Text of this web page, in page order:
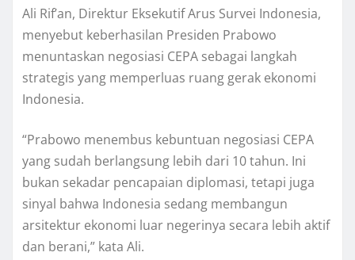
Ali Rif’an, Direktur Eksekutif Arus Survei Indonesia,
menyebut keberhasilan Presiden Prabowo
menuntaskan negosiasi CEPA sebagai langkah
strategis yang memperluas ruang gerak ekonomi
Indonesia.
“Prabowo menembus kebuntuan negosiasi CEPA
yang sudah berlangsung lebih dari 10 tahun. Ini
bukan sekadar pencapaian diplomasi, tetapi juga
sinyal bahwa Indonesia sedang membangun
arsitektur ekonomi luar negerinya secara lebih aktif
dan berani,” kata Ali.